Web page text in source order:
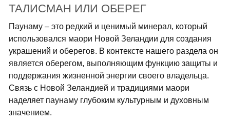
ТАЛИСМАН ИЛИ ОБЕРЕГ
Паунаму – это редкий и ценимый минерал, который
использовался маори Новой Зеландии для создания
украшений и оберегов. В контексте нашего раздела он
является оберегом, выполняющим функцию защиты и
поддержания жизненной энергии своего владельца.
Связь с Новой Зеландией и традициями маори
наделяет паунаму глубоким культурным и духовным
значением.